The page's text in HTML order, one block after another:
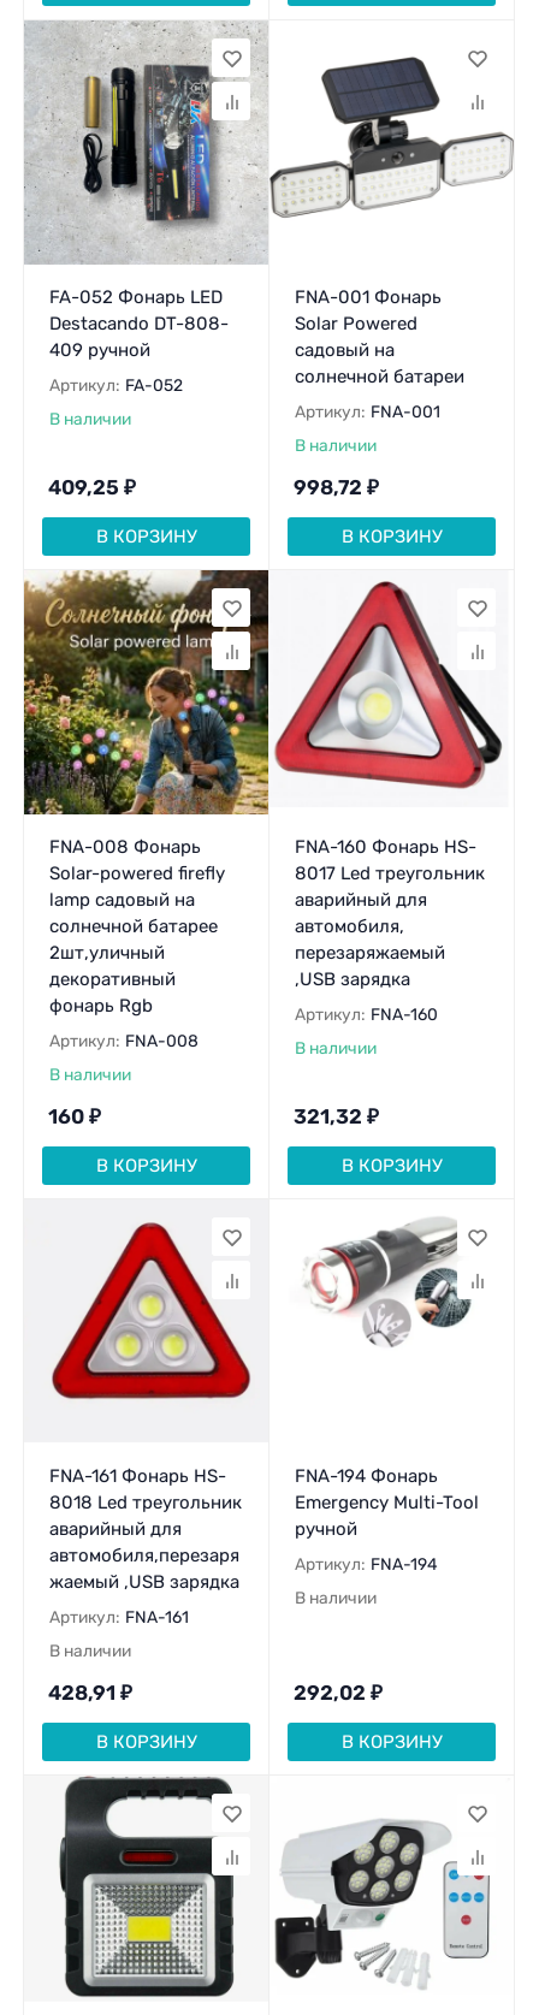
FA-052 Фонарь LED
Destacando DT-808-
409 ручной
Артикул: FA-052
В наличии
409,25 ₽
В КОРЗИНУ
FNA-001 Фонарь
Solar Powered
садовый на
солнечной батареи
Артикул: FNA-001
В наличии
998,72 ₽
В КОРЗИНУ
FNA-008 Фонарь
Solar-powered firefly
lamp садовый на
солнечной батарее
2шт,уличный
декоративный
фонарь Rgb
Артикул: FNA-008
В наличии
160 ₽
В КОРЗИНУ
FNA-160 Фонарь HS-
8017 Led треугольник
аварийный для
автомобиля,
перезаряжаемый
,USB зарядка
Артикул: FNA-160
В наличии
321,32 ₽
В КОРЗИНУ
FNA-161 Фонарь HS-
8018 Led треугольник
аварийный для
автомобиля,перезаря
жаемый ,USB зарядка
Артикул: FNA-161
В наличии
428,91 ₽
В КОРЗИНУ
FNA-194 Фонарь
Emergency Multi-Tool
ручной
Артикул: FNA-194
В наличии
292,02 ₽
В КОРЗИНУ